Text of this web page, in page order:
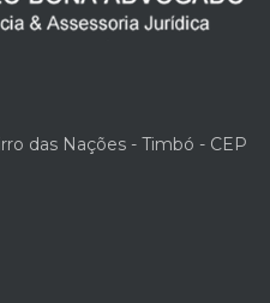
das Nações - Timbó - CEP